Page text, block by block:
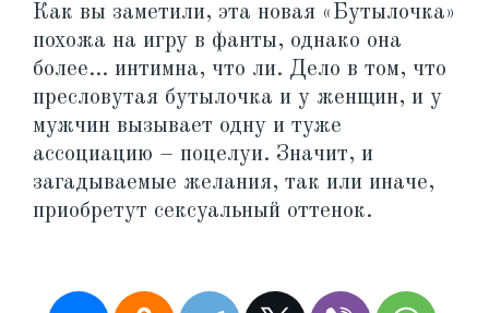
Как вы заметили, эта новая «Бутылочка»
похожа на игру в фанты, однако она
более… интимна, что ли. Дело в том, что
пресловутая бутылочка и у женщин, и у
мужчин вызывает одну и туже
ассоциацию – поцелуи. Значит, и
загадываемые желания, так или иначе,
приобретут сексуальный оттенок.